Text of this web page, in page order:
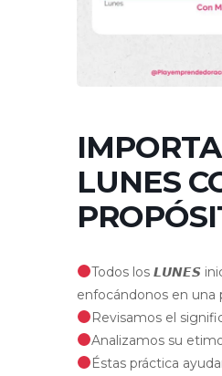
LUNES
Todos los 𝙇𝙐𝙉𝙀𝙎
enfocándonos en una
Revisamos el
Analizamos su
Éstas práctica